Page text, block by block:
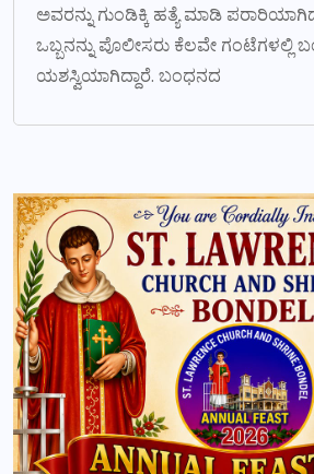
ಅವರನ್ನು ಗುಂಡಿಕ್ಕಿ ಹತ್ಯೆ ಮಾಡಿ
ಒಬ್ಬನನ್ನು ಪೊಲೀಸರು ಕೆಲವೇ ಗಂಟೆಗಳಲ್ಲಿ
ಯಶಸ್ವಿಯಾಗಿದ್ದಾರೆ. ಬಂಧನದ